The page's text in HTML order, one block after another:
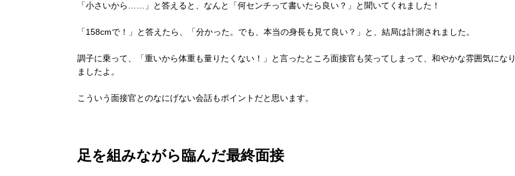
「小さいから……」と答えると、なんと「何センチって書いたら良い？」と聞いてくれました！
「158cmで！」と答えたら、「分かった。でも、本当の身長も見て良い？」と、結局は計測されました。
調子に乗って、「重いから体重も量りたくない！」と言ったところ面接官も笑ってしまって、和やかな雰囲気になり
ましたよ。
こういう面接官とのなにげない会話もポイントだと思います。
足を組みながら臨んだ最終面接